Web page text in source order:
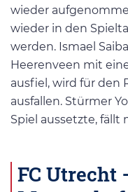
wieder
wieder in den
werden. Ismael
Heerenveen mit
ausfiel, wird für den
ausfallen. Stürmer
Spiel aussetzte, fällt
FC Utrecht